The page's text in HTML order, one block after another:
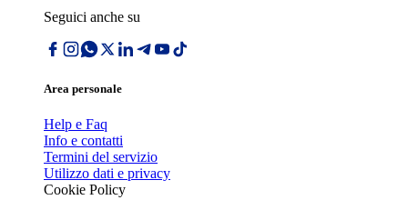
Seguici anche su
Area personale
Help e Faq
Info e contatti
Termini del servizio
Utilizzo dati e privacy
Cookie Policy